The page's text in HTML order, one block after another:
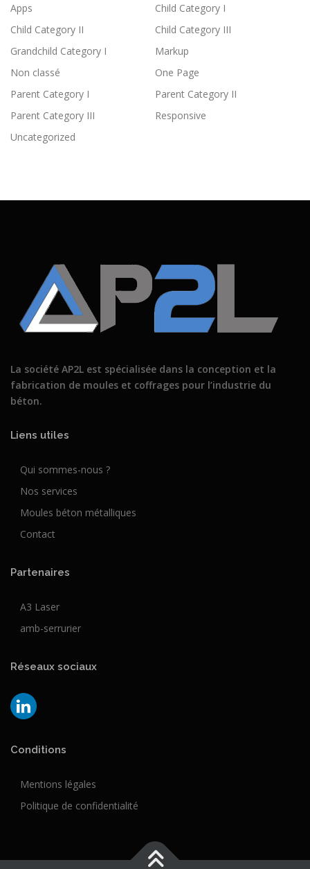
Apps
Child Category I
Child Category II
Child Category III
Grandchild Category I
Markup
Non classé
One Page
Parent Category I
Parent Category II
Parent Category III
Responsive
Uncategorized
La société AP2L est spécialisée dans la conception et la
fabrication de moules et coffrages pour l’industrie du
béton.
Liens utiles
Qui sommes-nous ?
Nos services
Moules béton métalliques
Contact
Partenaires
A3 Laser
amb-serrurier
Réseaux sociaux
Conditions
Mentions légales
Politique de confidentialité